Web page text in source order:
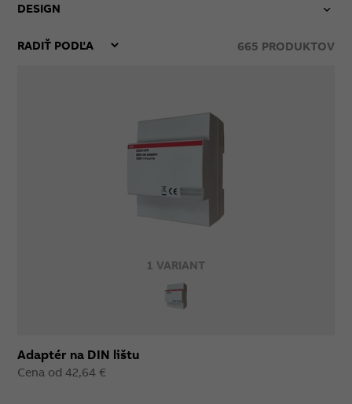
DESIGN
665 PRODUKTOV
1 VARIANT
Adaptér na DIN lištu
Cena od 42,64 €